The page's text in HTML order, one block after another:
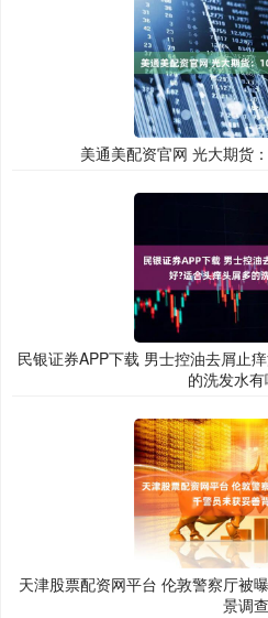
美通美配资官网 光大期货
民银证券APP下载 男士控油去屑止
的洗发水
天津股票配资网平台 伦敦警察厅被
景调查